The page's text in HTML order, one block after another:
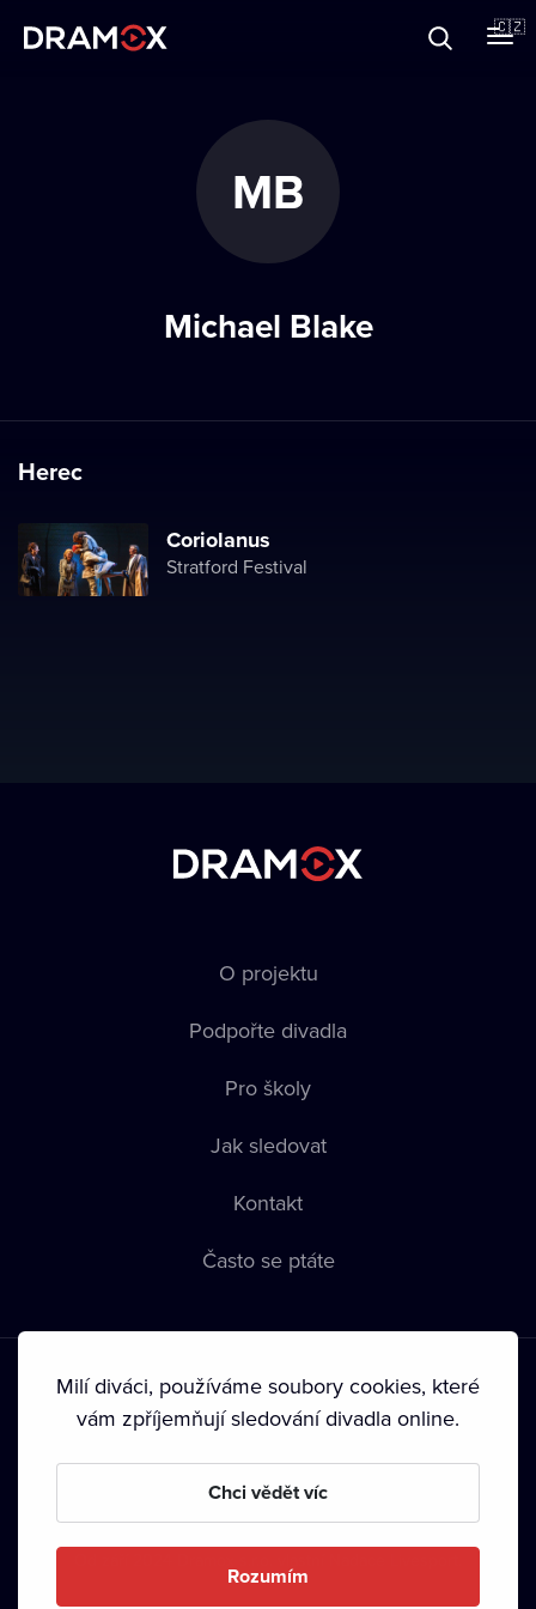
🇨🇿
MB
Michael Blake
Herec
Coriolanus
Stratford Festival
O projektu
Podpořte divadla
Pro školy
Jak sledovat
Kontakt
Často se ptáte
Podmínky používání • Ochrana soukromí • Zásady používání
• Autorská práva•
Milí diváci, používáme soubory cookies, které
vám zpříjemňují sledování divadla online.
Chci vědět víc
Rozumím